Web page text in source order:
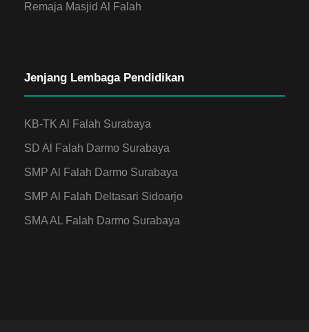
Remaja Masjid Al Falah
Jenjang Lembaga Pendidikan
KB-TK Al Falah Surabaya
SD Al Falah Darmo Surabaya
SMP Al Falah Darmo Surabaya
SMP Al Falah Deltasari Sidoarjo
SMA AL Falah Darmo Surabaya